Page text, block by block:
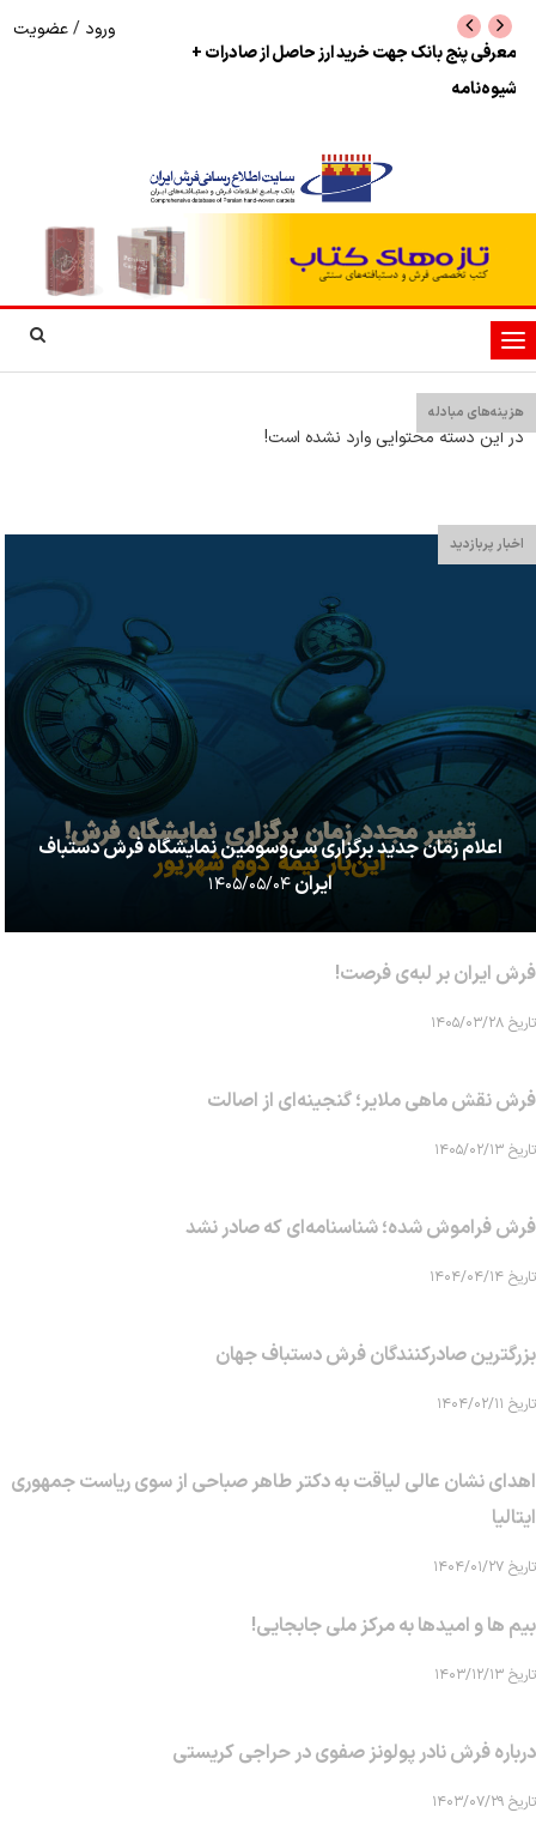
نرخ بازگشت ارز حاصل از صادرات + تکمیلی
ورود /عضویت
تغییر
وضعیت
ناوبری
هزینه‌های مبادله
در این دسته محتوایی وارد نشده است!
اخبار پربازدید
اعلام زمان جدید برگزاری سی‌وسومین نمایشگاه فرش دستباف
ایران۱۴۰۵/۰۵/۰۴
فرش ایران بر لبه‌ی فرصت!
تاریخ ۱۴۰۵/۰۳/۲۸
فرش نقش ماهی‌ ملایر؛ گنجینه‌ای از اصالت
تاریخ ۱۴۰۵/۰۲/۱۳
فرش فراموش شده؛ شناسنامه‌ای که صادر نشد
تاریخ ۱۴۰۴/۰۴/۱۴
بزرگترین صادرکنندگان فرش دستباف جهان
تاریخ ۱۴۰۴/۰۲/۱۱
اهدای نشان عالی لیاقت به دکتر طاهر صباحی از سوی ریاست جمهوری
ایتالیا
تاریخ ۱۴۰۴/۰۱/۲۷
بیم ها و امیدها به مرکز ملی جابجایی!
تاریخ ۱۴۰۳/۱۲/۱۳
درباره فرش نادر پولونز صفوی در حراجی کریستی
تاریخ ۱۴۰۳/۰۷/۲۹